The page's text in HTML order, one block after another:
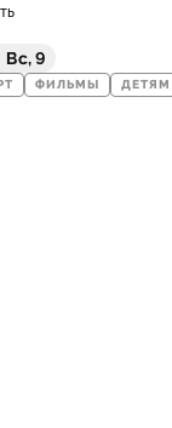
Вс, 9
ФИЛЬМЫ ДЕТЯМ